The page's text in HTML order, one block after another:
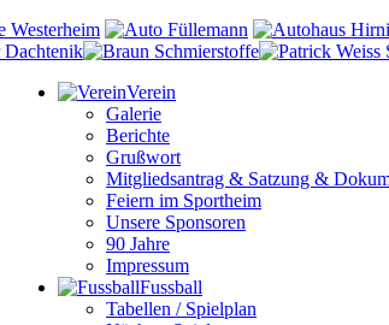
Verein
Galerie
Berichte
Grußwort
Mitgliedsantrag & Satzung &
Feiern im Sportheim
Unsere Sponsoren
90 Jahre
Impressum
Fussball
Tabellen / Spielplan